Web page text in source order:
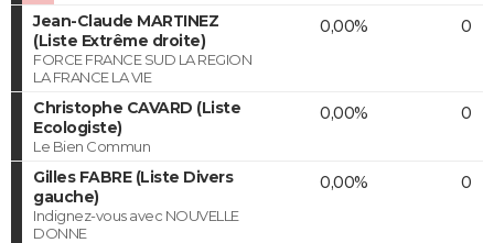
Jean-Claude MARTINEZ
(Liste Extrême droite)
FORCE FRANCE SUD LA REGION
LA FRANCE LA VIE
0,00% 0
Christophe CAVARD (Liste
Ecologiste)
Le Bien Commun
0,00% 0
Gilles FABRE (Liste Divers
gauche)
Indignez-vous avec NOUVELLE
DONNE
0,00% 0